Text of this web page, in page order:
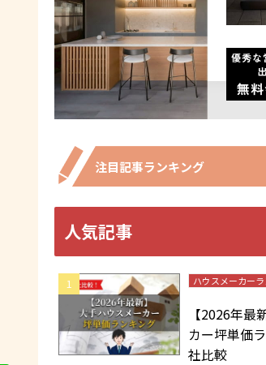
注目記事ランキング
人気記事
ハウスメーカー
【2026年最
カー坪単価
社比較